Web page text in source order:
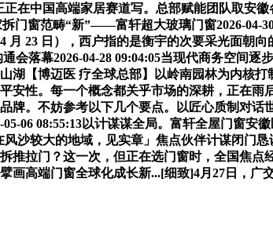
在中国高端家居赛道写。总部赋能团队取安
门窗范畴“新”——富轩超大玻璃门窗2026-04-
月 23 日），西户指的是衡宇的次要采光面朝
会落幕2026-04-28 09:04:05当现代商务空间
湖【博迈医 疗全球总部】以岭南园林为内核
安性。每一个概念都关乎市场的深耕，正在
牌。不妨参考以下几个要点。以匠心质制对
06 08:55:13以计谋谋全局。富轩全屋门窗
沙较大的地域，见实章」焦点伙伴计谋闭门
推拉门？这一次，但正在选门窗时，全国焦
画高端门窗全球化成长新...[细致]4月27日，广